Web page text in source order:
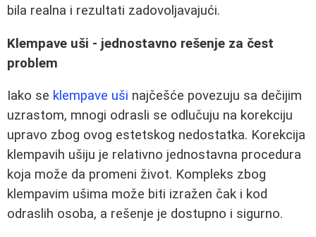
bila realna i rezultati zadovoljavajući.
Klempave uši - jednostavno rešenje za čest
problem
Iako se klempave uši najčešće povezuju sa dečijim
uzrastom, mnogi odrasli se odlučuju na korekciju
upravo zbog ovog estetskog nedostatka. Korekcija
klempavih ušiju je relativno jednostavna procedura
koja može da promeni život. Kompleks zbog
klempavim ušima može biti izražen čak i kod
odraslih osoba, a rešenje je dostupno i sigurno.